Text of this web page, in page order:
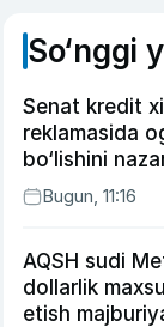
So‘nggi
Senat kredit
reklamasida
bo‘lishini
qonunni
Bugun, 11:16
AQSH sudi
dollarlik
etish